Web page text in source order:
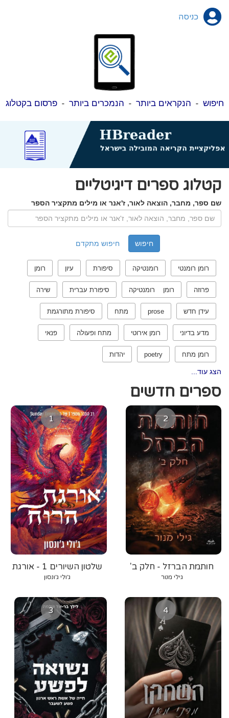
כניסה
חיפוש - הנקראים ביותר - הנמכרים ביותר -פרסום בקטלוג
קטלוג ספרים דיגיטליים
שם ספר, מחבר, הוצאה לאור, ז'אנר או מילים מתקציר הספר
חיפוש מתקדם
רומן רומנטי רומנטיקה סיפורת עיון רומן
פרוזה רומן רומנטיקה סיפורת עברית שירה
עידן חדש prose מתח סיפורת מתורגמת
מדע בדיוני רומן אירוטי מתח ופעולה פנאי
רומן מתח poetry יהדות
הצג עוד...
ספרים חדשים
1
שלטון השיורים 1 - אורגת
הרוח
ג׳ולי ג׳ונסון
2
חותמת הברזל - חלק ב'
גילי מנור
3 4